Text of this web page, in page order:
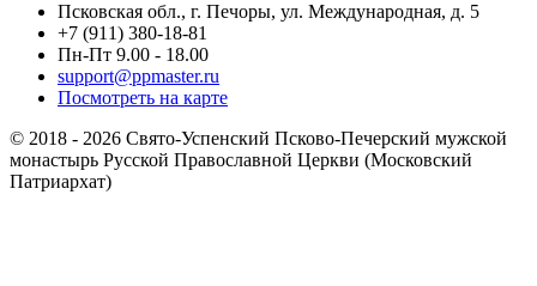
Псковская обл., г. Печоры, ул. Международная, д. 5
+7 (911) 380-18-81
Пн-Пт 9.00 - 18.00
support@ppmaster.ru
Посмотреть на карте
© 2018 - 2026 Свято-Успенский Псково-Печерский мужской
монастырь Русской Православной Церкви (Московский
Патриархат)